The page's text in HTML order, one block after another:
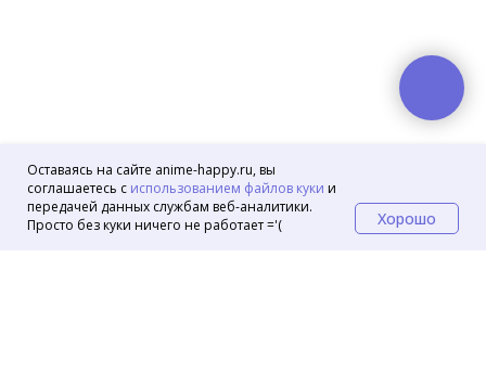
Оставаясь на сайте anime-happy.ru, вы
соглашаетесь с использованием файлов куки и
передачей данных службам веб-аналитики.
Просто без куки ничего не работает ='(
Хорошо